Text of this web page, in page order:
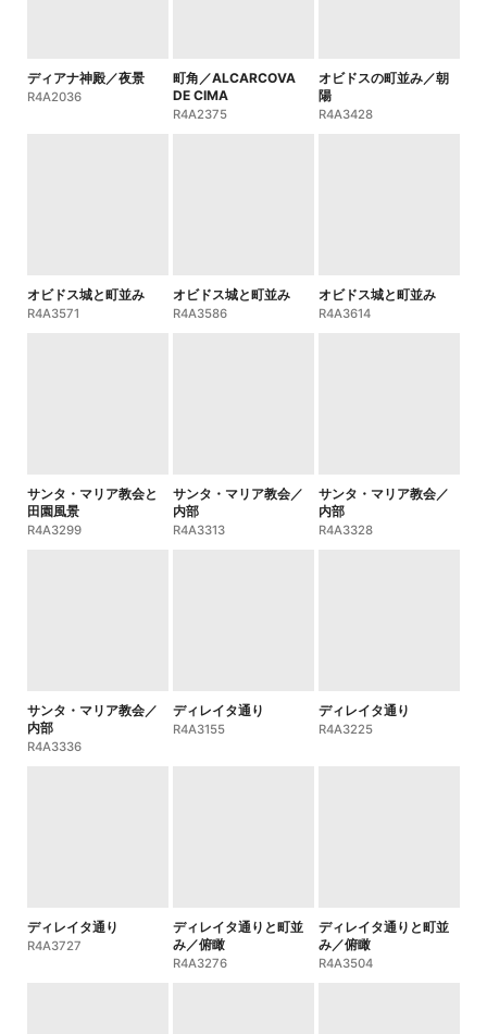
ディアナ神殿／夜景
R4A2036
町角／ALCARCOVA
DE CIMA
R4A2375
オビドスの町並み／朝
陽
R4A3428
オビドス城と町並み
R4A3571
オビドス城と町並み
R4A3586
オビドス城と町並み
R4A3614
サンタ・マリア教会と
田園風景
R4A3299
サンタ・マリア教会／
内部
R4A3313
サンタ・マリア教会／
内部
R4A3328
サンタ・マリア教会／
内部
R4A3336
ディレイタ通り
R4A3155
ディレイタ通り
R4A3225
ディレイタ通り
R4A3727
ディレイタ通りと町並
み／俯瞰
R4A3276
ディレイタ通りと町並
み／俯瞰
R4A3504